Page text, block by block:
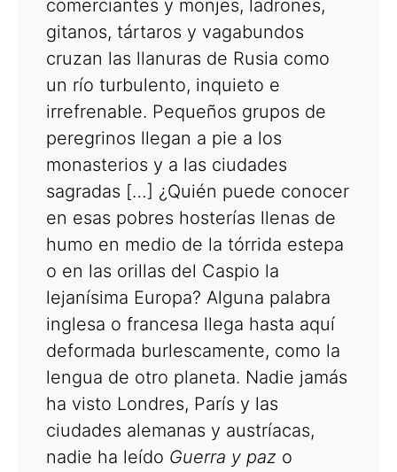
comerciantes y monjes, ladrones,
gitanos, tártaros y vagabundos
cruzan las llanuras de Rusia como
un río turbulento, inquieto e
irrefrenable. Pequeños grupos de
peregrinos llegan a pie a los
monasterios y a las ciudades
sagradas […] ¿Quién puede conocer
en esas pobres hosterías llenas de
humo en medio de la tórrida estepa
o en las orillas del Caspio la
lejanísima Europa? Alguna palabra
inglesa o francesa llega hasta aquí
deformada burlescamente, como la
lengua de otro planeta. Nadie jamás
ha visto Londres, París y las
ciudades alemanas y austríacas,
nadie ha leído Guerra y paz o